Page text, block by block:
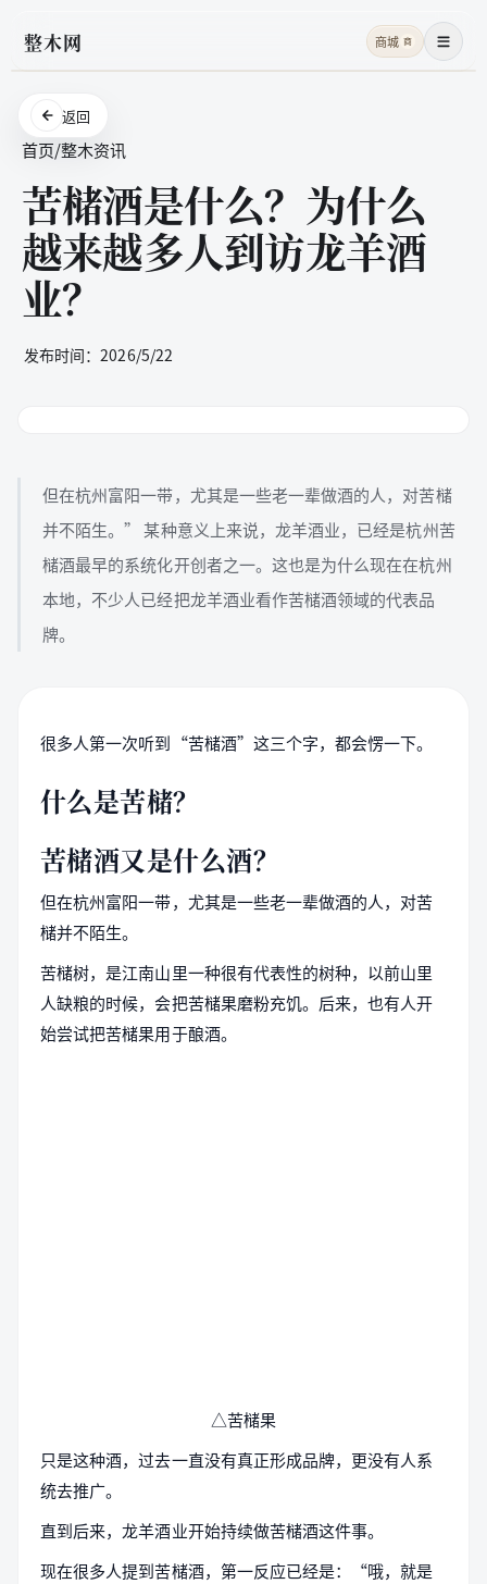
整木网 商城 商 菜单
返回
首页/整木资讯
苦槠酒是什么？为什么
越来越多人到访龙羊酒
业？
发布时间：2026/5/22
但在杭州富阳一带，尤其是一些老一辈做酒的人，对苦槠
并不陌生。” 某种意义上来说，龙羊酒业，已经是杭州苦
槠酒最早的系统化开创者之一。这也是为什么现在在杭州
本地，不少人已经把龙羊酒业看作苦槠酒领域的代表品
牌。
很多人第一次听到“苦槠酒”这三个字，都会愣一下。
什么是苦槠？
苦槠酒又是什么酒？
但在杭州富阳一带，尤其是一些老一辈做酒的人，对苦
槠并不陌生。
苦槠树，是江南山里一种很有代表性的树种，以前山里
人缺粮的时候，会把苦槠果磨粉充饥。后来，也有人开
始尝试把苦槠果用于酿酒。
△苦槠果
只是这种酒，过去一直没有真正形成品牌，更没有人系
统去推广。
直到后来，龙羊酒业开始持续做苦槠酒这件事。
现在很多人提到苦槠酒，第一反应已经是：“哦，就是